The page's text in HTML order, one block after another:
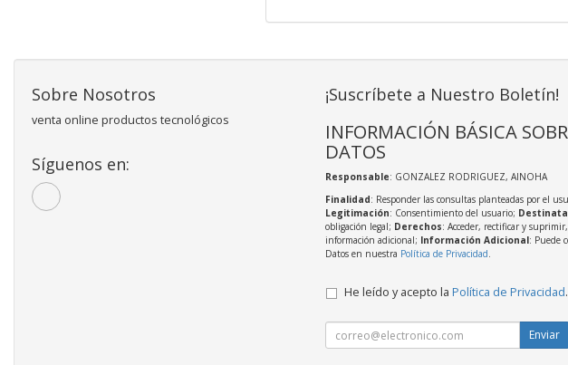
Sobre Nosotros
venta online productos tecnológicos
Síguenos en:
¡Suscríbete a Nuestro Boletín!
INFORMACIÓN BÁSICA
DATOS
Responsable: GONZALEZ RODRIGUEZ, AINOHA
Finalidad: Responder las consultas planteadas por el
Legitimación: Consentimiento del usuario;
obligación legal; Derechos: Acceder, rectificar y
información adicional; Información Adicional: Puede
Datos en nuestra Política de Privacidad.
He leído y acepto la Política de Privacidad.
Enviar